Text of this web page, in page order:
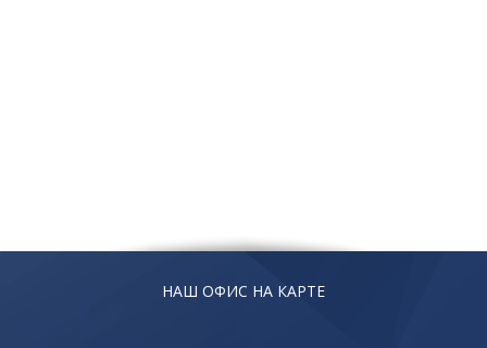
НАШ ОФИС НА КАРТЕ